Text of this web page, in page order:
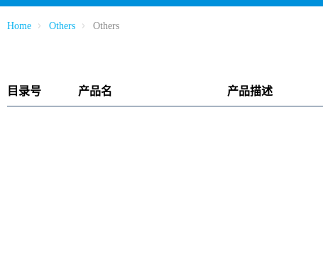
Home Others Others
目录号 产品名 产品描述